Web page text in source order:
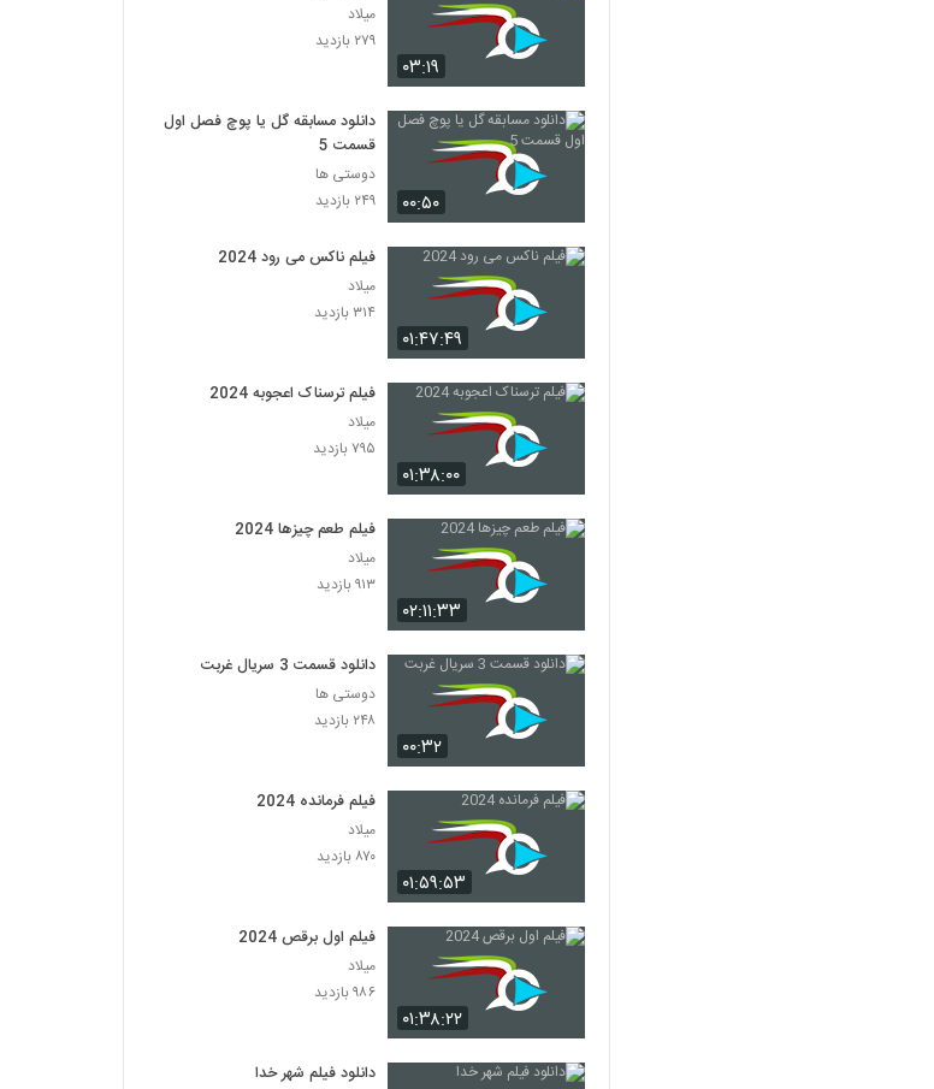
۰۳:۱۹
میلاد
۲۷۹ بازدید
۰۰:۵۰
دانلود مسابقه گل یا پوچ فصل اول
قسمت 5
دوستی ها
۲۴۹ بازدید
۰۱:۴۷:۴۹
فیلم ناکس می رود 2024
میلاد
۳۱۴ بازدید
۰۱:۳۸:۰۰
فیلم ترسناک اعجوبه 2024
میلاد
۷۹۵ بازدید
۰۲:۱۱:۳۳
فیلم طعم چیزها 2024
میلاد
۹۱۳ بازدید
۰۰:۳۲
دانلود قسمت 3 سریال غربت
دوستی ها
۲۴۸ بازدید
۰۱:۵۹:۵۳
فیلم فرمانده 2024
میلاد
۸۷۰ بازدید
۰۱:۳۸:۲۲
فیلم اول برقص 2024
میلاد
۹۸۶ بازدید
دانلود فیلم شهر خدا